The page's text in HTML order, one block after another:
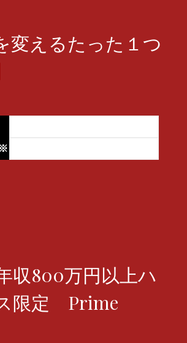
変えるたった１つ
※
収800万円以上ハ
限定 Prime